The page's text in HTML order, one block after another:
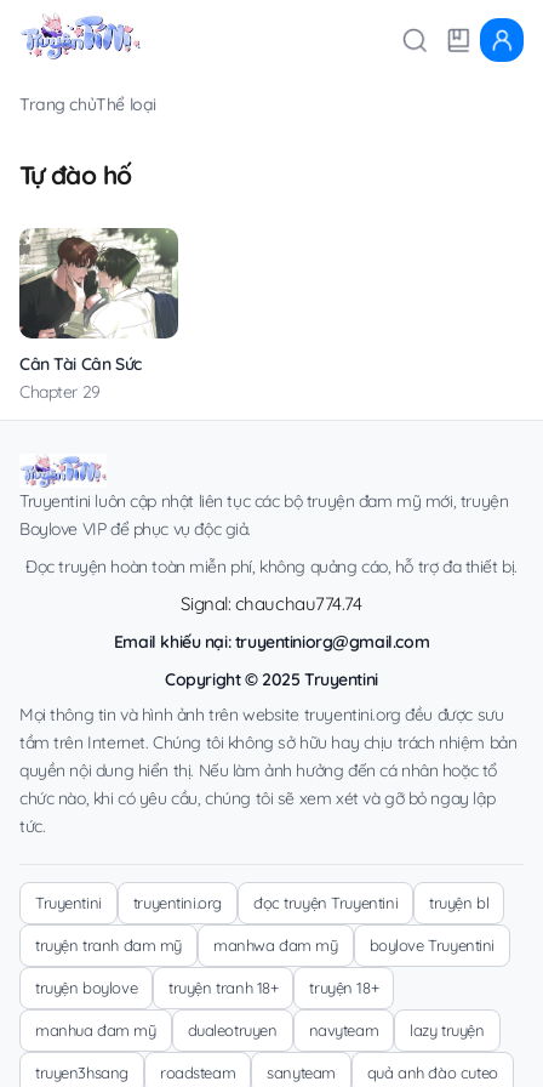
Trang chủThể loại
Tự đào hố
Cân Tài Cân Sức
Chapter 29
Truyentini luôn cập nhật liên tục các bộ truyện đam mỹ mới, truyện
Boylove VIP để phục vụ độc giả.
Đọc truyện hoàn toàn miễn phí, không quảng cáo, hỗ trợ đa thiết bị.
Signal: chauchau774.74
Email khiếu nại:truyentiniorg@gmail.com
Copyright © 2025 Truyentini
Mọi thông tin và hình ảnh trên website truyentini.org đều được sưu
tầm trên Internet. Chúng tôi không sở hữu hay chịu trách nhiệm bản
quyền nội dung hiển thị. Nếu làm ảnh hưởng đến cá nhân hoặc tổ
chức nào, khi có yêu cầu, chúng tôi sẽ xem xét và gỡ bỏ ngay lập
tức.
Truyentini truyentini.org đọc truyện Truyentini truyện bl
truyện tranh đam mỹ manhwa đam mỹ boylove Truyentini
truyện boylove truyện tranh 18+ truyện 18+
manhua đam mỹ dualeotruyen navyteam lazy truyện
truyen3hsang roadsteam sanyteam quả anh đào cuteo